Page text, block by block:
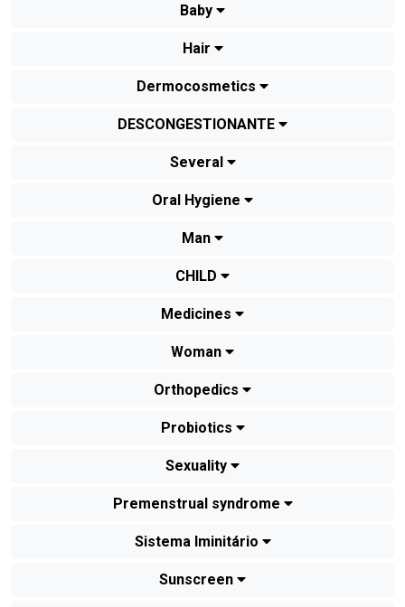
Baby
Hair
Dermocosmetics
DESCONGESTIONANTE
Several
Oral Hygiene
Man
CHILD
Medicines
Woman
Orthopedics
Probiotics
Sexuality
Premenstrual syndrome
Sistema Iminitário
Sunscreen